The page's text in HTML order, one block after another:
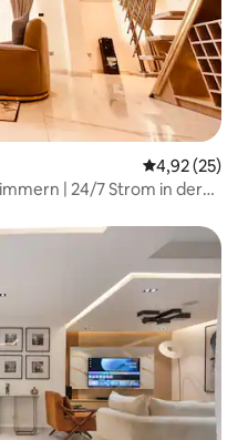
4,92 (25)
| 24/7 Strom in der